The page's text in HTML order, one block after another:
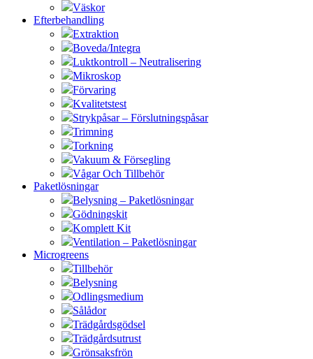
Väskor
Efterbehandling
Extraktion
Boveda/Integra
Luktkontroll – Neutralisering
Mikroskop
Förvaring
Kvalitetstest
Strykpåsar – Förslutningspåsar
Trimning
Torkning
Vakuum & Försegling
Vågar Och Tillbehör
Paketlösningar
Belysning – Paketlösningar
Gödningskit
Komplett Kit
Ventilation – Paketlösningar
Microgreens
Tillbehör
Belysning
Odlingsmedium
Sålådor
Trädgårdsgödsel
Trädgårdsutrust
Grönsaksfrön